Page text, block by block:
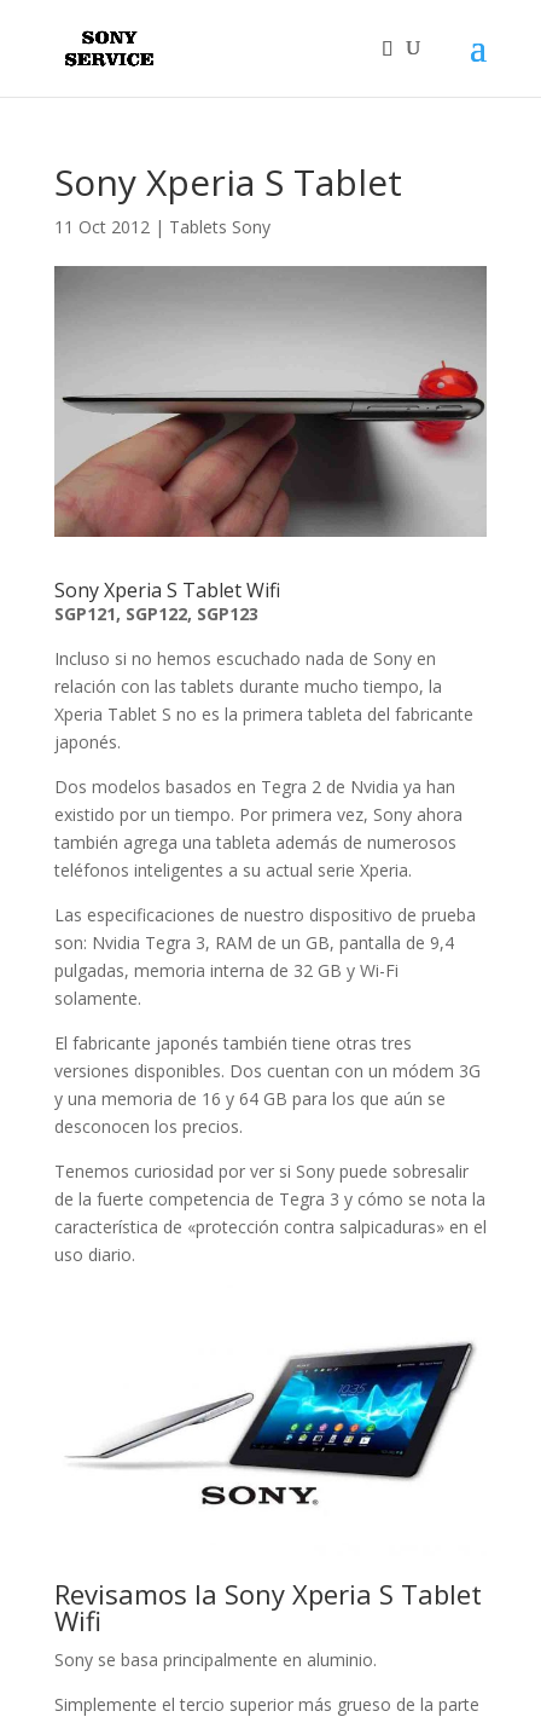
Sony Xperia S Tablet
11 Oct 2012| Tablets Sony
Sony Xperia S Tablet Wifi
SGP121, SGP122, SGP123
Incluso si no hemos escuchado nada de Sony en
relación con las tablets durante mucho tiempo, la
Xperia Tablet S no es la primera tableta del fabricante
japonés.
Dos modelos basados ​​en Tegra 2 de Nvidia ya han
existido por un tiempo. Por primera vez, Sony ahora
también agrega una tableta además de numerosos
teléfonos inteligentes a su actual serie Xperia.
Las especificaciones de nuestro dispositivo de prueba
son: Nvidia Tegra 3, RAM de un GB, pantalla de 9,4
pulgadas, memoria interna de 32 GB y Wi-Fi
solamente.
El fabricante japonés también tiene otras tres
versiones disponibles. Dos cuentan con un módem 3G
y una memoria de 16 y 64 GB para los que aún se
desconocen los precios.
Tenemos curiosidad por ver si Sony puede sobresalir
de la fuerte competencia de Tegra 3 y cómo se nota la
característica de «protección contra salpicaduras» en el
uso diario.
Revisamos la Sony Xperia S Tablet
Wifi
Sony se basa principalmente en aluminio.
Simplemente el tercio superior más grueso de la parte